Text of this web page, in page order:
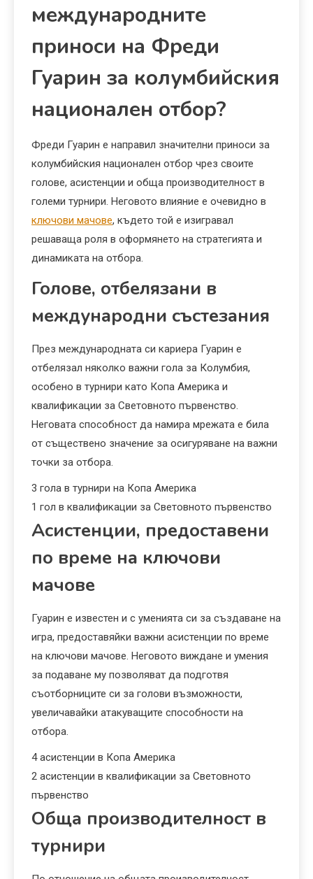
международните
приноси на Фреди
Гуарин за колумбийския
национален отбор?
Фреди Гуарин е направил значителни приноси за
колумбийския национален отбор чрез своите
голове, асистенции и обща производителност в
големи турнири. Неговото влияние е очевидно в
ключови мачове, където той е изигравал
решаваща роля в оформянето на стратегията и
динамиката на отбора.
Голове, отбелязани в
международни състезания
През международната си кариера Гуарин е
отбелязал няколко важни гола за Колумбия,
особено в турнири като Копа Америка и
квалификации за Световното първенство.
Неговата способност да намира мрежата е била
от съществено значение за осигуряване на важни
точки за отбора.
3 гола в турнири на Копа Америка
1 гол в квалификации за Световното първенство
Асистенции, предоставени
по време на ключови
мачове
Гуарин е известен и с уменията си за създаване на
игра, предоставяйки важни асистенции по време
на ключови мачове. Неговото виждане и умения
за подаване му позволяват да подготвя
съотборниците си за голови възможности,
увеличавайки атакуващите способности на
отбора.
4 асистенции в Копа Америка
2 асистенции в квалификации за Световното
първенство
Обща производителност в
турнири